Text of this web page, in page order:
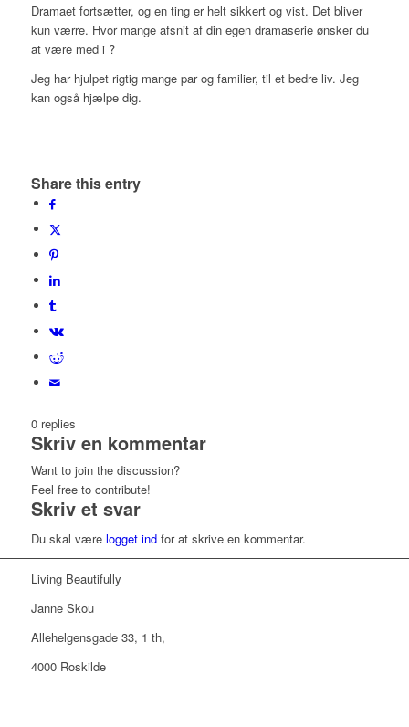
Dramaet fortsætter, og en ting er helt sikkert og vist. Det bliver
kun værre. Hvor mange afsnit af din egen dramaserie ønsker du
at være med i ?
Jeg har hjulpet rigtig mange par og familier, til et bedre liv. Jeg
kan også hjælpe dig.
Share this entry
0 replies
Skriv en kommentar
Want to join the discussion?
Feel free to contribute!
Skriv et svar
Du skal være logget indfor at skrive en kommentar.
Living Beautifully
Janne Skou
Allehelgensgade 33, 1 th,
4000 Roskilde